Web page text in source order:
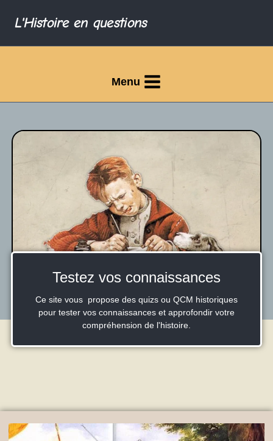
L'Histoire en questions
Menu
Testez vos connaissances
Ce site vous propose des quizs ou QCM historiques
pour tester vos connaissances et approfondir votre
compréhension de l'histoire.